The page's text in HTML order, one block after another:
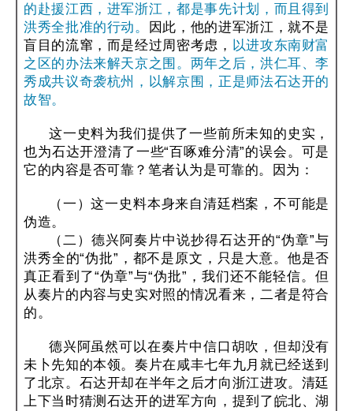
的赴援江西，进军浙江，都是事先计划，而且得到
洪秀全批准的行动。
因此，他的进军浙江，就不是
盲目的流窜，而是经过周密考虑， 以进攻东南财富
之区的办法来解天京之围。两年之后，洪仁耳、李
秀成共议奇袭杭州，以解京围，正是师法石达开的
故智。
这一史料为我们提供了一些前所未知的史实，
也为石达开澄清了一些“百啄难分清”的误会。可是
它的内容是否可靠？笔者认为是可靠的。因为：
（一）这一史料本身来自清廷档案，不可能是
伪造。
（二）德兴阿奏片中说抄得石达开的“伪章”与
洪秀全的“伪批”，都不是原文，只是大意。他是否
真正看到了“伪章”与“伪批”，我们还不能轻信。但
从奏片的内容与史实对照的情况看来，二者是符合
的。
德兴阿虽然可以在奏片中信口胡吹，但却没有
未卜先知的本领。奏片在咸丰七年九月就已经送到
了北京。石达开却在半年之后才向浙江进攻。清廷
上下当时猜测石达开的进军方向，提到了皖北、湖